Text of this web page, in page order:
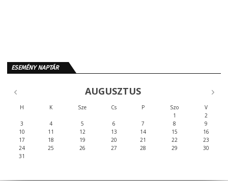
ESEMÉNY NAPTÁR
AUGUSZTUS
H K Sze Cs P Szo
V
1
2
3
4 5 6 7 8
9
10
11 12 13 14 15
16
17
18 19 20 21 22
23
24
25 26 27 28 29
30
31